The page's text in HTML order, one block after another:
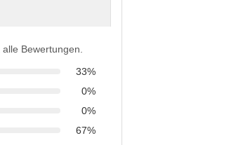
Bewertungen.
33%
0%
0%
67%